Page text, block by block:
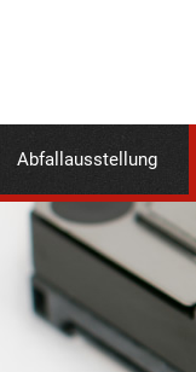
Abfallausstellung